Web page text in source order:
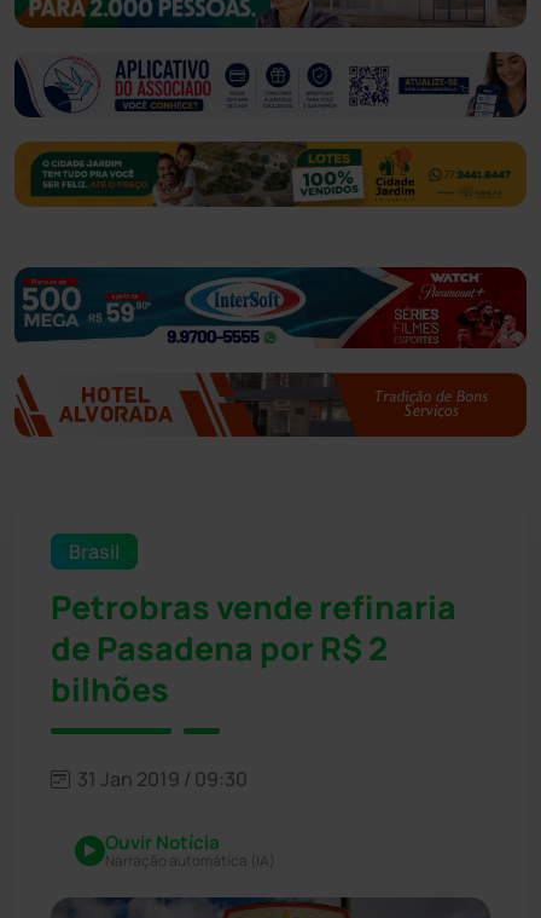
Brasil
Petrobras vende refinaria
de Pasadena por R$ 2
bilhões
31 Jan 2019 / 09:30
Ouvir Notícia
Narração automática (IA)